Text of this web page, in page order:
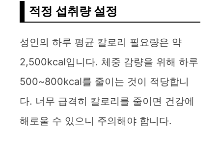
적정 섭취량 설정
성인의 하루 평균 칼로리 필요량은 약
2,500kcal입니다. 체중 감량을 위해 하루
500~800kcal를 줄이는 것이 적당합니
다. 너무 급격히 칼로리를 줄이면 건강에
해로울 수 있으니 주의해야 합니다.